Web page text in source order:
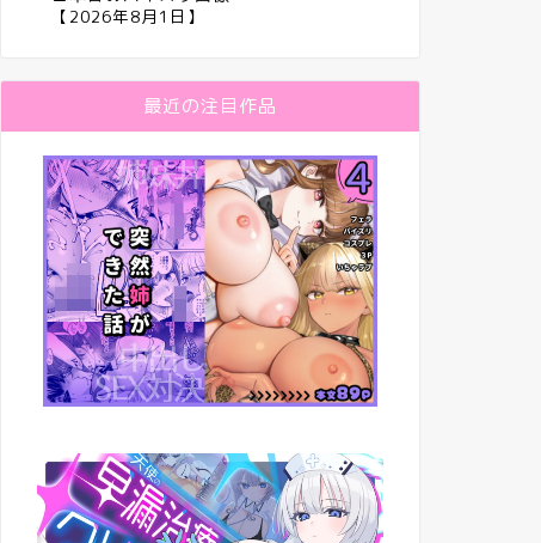
【2026年8月1日】
最近の注目作品